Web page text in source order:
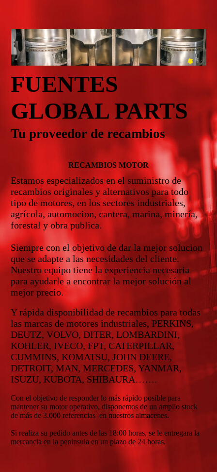
FUENTES
GLOBAL PARTS
Tu proveedor de recambios
RECAMBIOS MOTOR
Estamos especializados en el suministro de
recambios originales y alternativos para todo
tipo de motores, en los sectores industriales,
agrícola, automocion, cantera, marina, minería,
forestal y obra publica.
Siempre con el objetivo de dar la mejor solucion
que se adapte a las necesidades del cliente.
Nuestro equipo tiene la experiencia necesaria
para ayudarle a encontrar la mejor solución al
mejor precio.
Y rápida disponibilidad de recambios para todas
las marcas de motores industriales, PERKINS,
DEUTZ, VOLVO, DITER, LOMBARDINI,
KOHLER, IVECO, FPT, CATERPILLAR,
CUMMINS, KOMATSU, JOHN DEERE,
DETROIT, MAN, MERCEDES, YANMAR,
ISUZU, KUBOTA, SHIBAURA…….
Con el objetivo de responder lo más rápido posible para
mantener su motor operativo, disponemos de un amplio stock
de más de 3.000 referencias en nuestros almacenes.
Si realiza su pedido antes de las 18:00 horas, se le entregara la
mercancia en la peninsula en un plazo de 24 horas.